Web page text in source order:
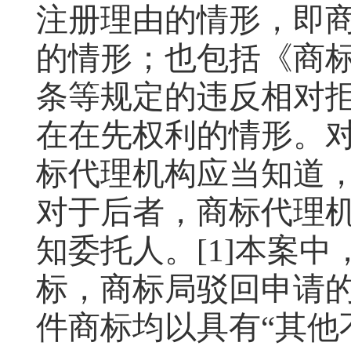
注册理由的情形，即
的情形；也包括《商
条等规定的违反相对
在在先权利的情形。
标代理机构应当知道
对于后者，商标代理
知委托人。 [1]本案中
标，商标局驳回申请
件商标均以具有“其